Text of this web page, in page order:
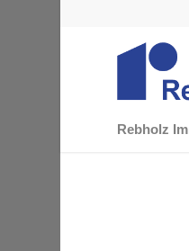
Rebholz